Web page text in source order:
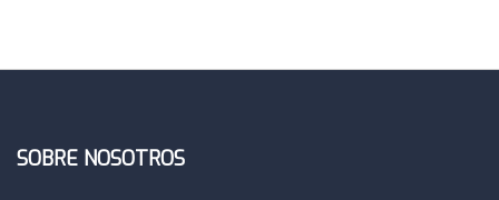
SOBRE NOSOTROS